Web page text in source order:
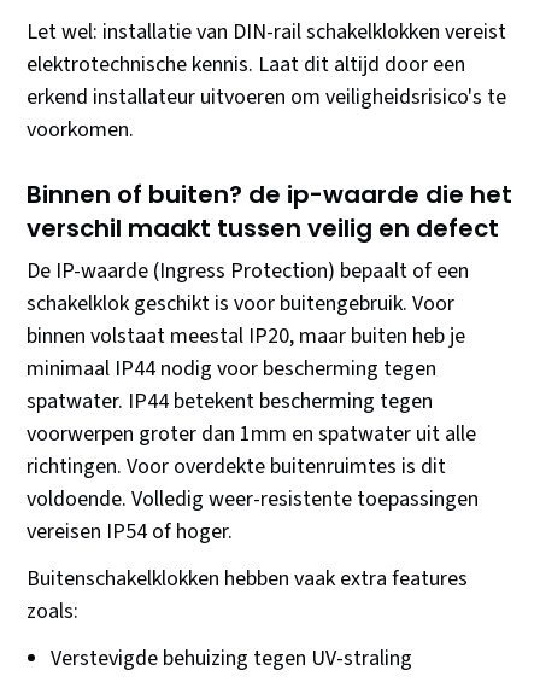
Let wel: installatie van DIN-rail schakelklokken vereist
elektrotechnische kennis. Laat dit altijd door een
erkend installateur uitvoeren om veiligheidsrisico's te
voorkomen.
Binnen of buiten? de ip-waarde die het
verschil maakt tussen veilig en defect
De IP-waarde (Ingress Protection) bepaalt of een
schakelklok geschikt is voor buitengebruik. Voor
binnen volstaat meestal IP20, maar buiten heb je
minimaal IP44 nodig voor bescherming tegen
spatwater. IP44 betekent bescherming tegen
voorwerpen groter dan 1mm en spatwater uit alle
richtingen. Voor overdekte buitenruimtes is dit
voldoende. Volledig weer-resistente toepassingen
vereisen IP54 of hoger.
Buitenschakelklokken hebben vaak extra features
zoals:
Verstevigde behuizing tegen UV-straling